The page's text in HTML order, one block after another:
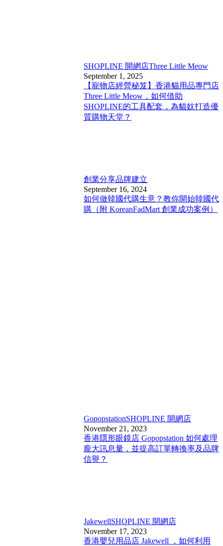
SHOPLINE 開網店Three Little Meow
September 1, 2025
【寵物店經營秘笈】香港貓用品專門店
Three Little Meow，如何借助
SHOPLINE的工具配套，為貓奴打造優
質購物天堂？
創業分享品牌建立
September 16, 2024
如何做韓國代購生意？教你開始韓國代
購（附 KoreanFadMart 創業成功案例）
GopopstationSHOPLINE 開網店
November 21, 2023
香港隱形眼鏡店 Gopopstation 如何處理
龐大訊息量，並提高訂單轉換率及品牌
信譽？
JakewellSHOPLINE 開網店
November 17, 2023
香港嬰兒用品店 Jakewell ，如何利用